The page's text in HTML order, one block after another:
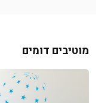
מוטיבים דומים